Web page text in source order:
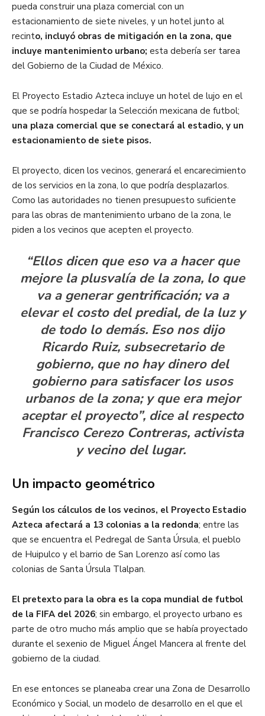
pueda construir una plaza comercial con un
estacionamiento de siete niveles, y un hotel junto al
recinto, incluyó obras de mitigación en la zona, que
incluye mantenimiento urbano; esta debería ser tarea
del Gobierno de la Ciudad de México.
El Proyecto Estadio Azteca incluye un hotel de lujo en el
que se podría hospedar la Selección mexicana de futbol;
una plaza comercial que se conectará al estadio, y un
estacionamiento de siete pisos.
El proyecto, dicen los vecinos, generará el encarecimiento
de los servicios en la zona, lo que podría desplazarlos.
Como las autoridades no tienen presupuesto suficiente
para las obras de mantenimiento urbano de la zona, le
piden a los vecinos que acepten el proyecto.
“Ellos dicen que eso va a hacer que
mejore la plusvalía de la zona, lo que
va a generar gentrificación; va a
elevar el costo del predial, de la luz y
de todo lo demás. Eso nos dijo
Ricardo Ruiz, subsecretario de
gobierno, que no hay dinero del
gobierno para satisfacer los usos
urbanos de la zona; y que era mejor
aceptar el proyecto”, dice al respecto
Francisco Cerezo Contreras, activista
y vecino del lugar.
Un impacto geométrico
Según los cálculos de los vecinos, el Proyecto Estadio
Azteca afectará a 13 colonias a la redonda; entre las
que se encuentra el Pedregal de Santa Úrsula, el pueblo
de Huipulco y el barrio de San Lorenzo así como las
colonias de Santa Úrsula Tlalpan.
El pretexto para la obra es la copa mundial de futbol
de la FIFA del 2026; sin embargo, el proyecto urbano es
parte de otro mucho más amplio que se había proyectado
durante el sexenio de Miguel Ángel Mancera al frente del
gobierno de la ciudad.
En ese entonces se planeaba crear una Zona de Desarrollo
Económico y Social, un modelo de desarrollo en el que el